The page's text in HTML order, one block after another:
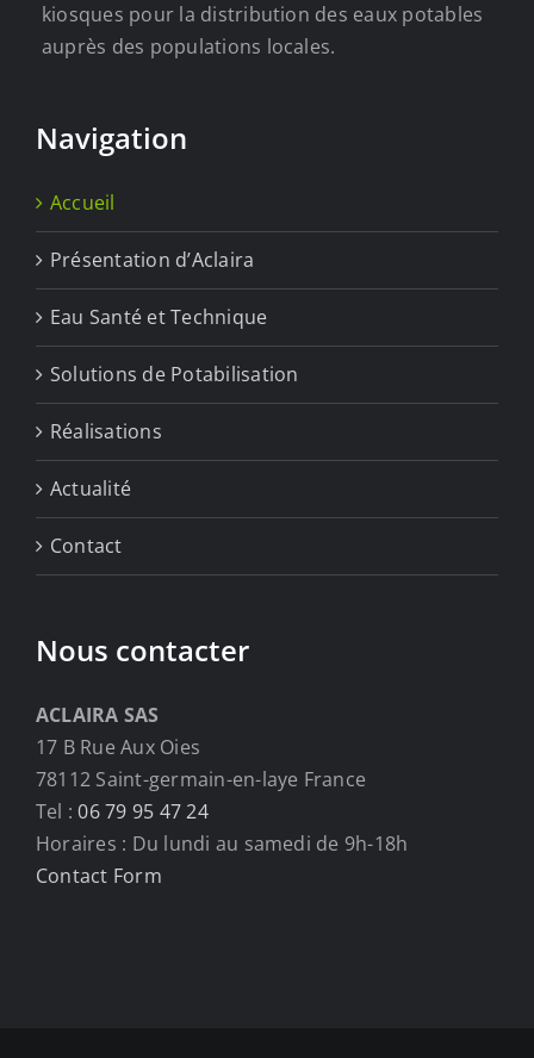
kiosques pour la distribution des eaux potables
auprès des populations locales.
Navigation
Accueil
Présentation d’Aclaira
Eau Santé et Technique
Solutions de Potabilisation
Réalisations
Actualité
Contact
Nous contacter
ACLAIRA SAS
17 B Rue Aux Oies
78112 Saint-germain-en-laye France
Tel :06 79 95 47 24
Horaires : Du lundi au samedi de 9h-18h
Contact Form